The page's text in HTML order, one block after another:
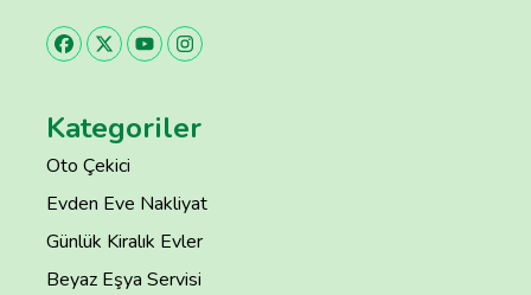
Kategoriler
Oto Çekici
Evden Eve Nakliyat
Günlük Kiralık Evler
Beyaz Eşya Servisi